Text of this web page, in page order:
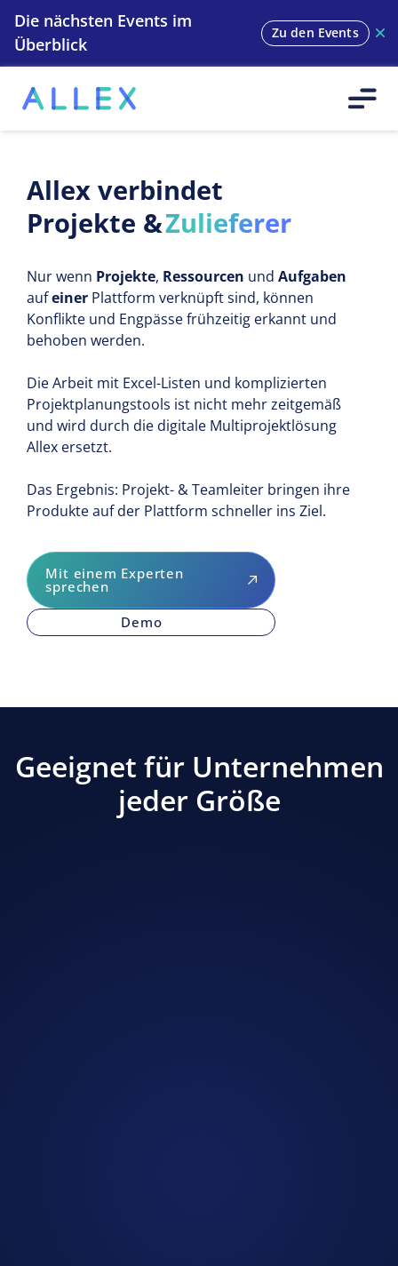
Die nächsten Events im
Überblick
Zu den Events
Allex verbindet
Projekte &Zulieferer
Teams
Menschen
Zulieferer
Nur wenn Projekte, Ressourcen undAufgaben
aufeiner Plattform verknüpft sind, können
Konflikte und Engpässe frühzeitig erkannt und
behoben werden.​
Die Arbeit mit Excel-Listen und komplizierten
Projektplanungstools ist nicht mehr zeitgemäß
und wird durch die digitale Multiprojektlösung
Allex ersetzt.​
Das Ergebnis: Projekt- & Teamleiter bringen ihre
Produkte auf der Plattform schneller ins Ziel.
Mit einem Experten
sprechen
Demo
Geeignet für Unternehmen
jeder Größe